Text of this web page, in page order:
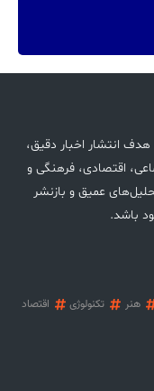
انتشار اخبار دقیق،
اقتصادی، فرهنگی و
عمیق و بازنشر
باشد.
هنر تکنولوژی
اقتصاد